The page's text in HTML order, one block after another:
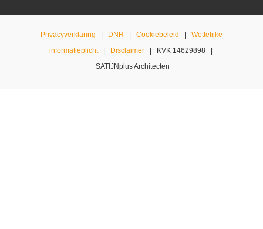
Privacyverklaring | DNR | Cookiebeleid | Wettelijke
informatieplicht| Disclaimer| KVK 14629898 |
SATIJNplus Architecten